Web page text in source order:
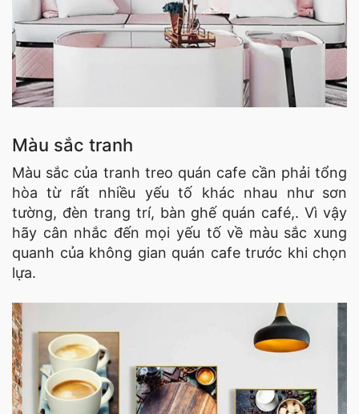
Màu sắc tranh
Màu sắc của tranh treo quán cafe cần phải tổng
hòa từ rất nhiều yếu tố khác nhau như sơn
tường, đèn trang trí, bàn ghế quán café,. Vì vậy
hãy cân nhắc đến mọi yếu tố về màu sắc xung
quanh của không gian quán cafe trước khi chọn
lựa.